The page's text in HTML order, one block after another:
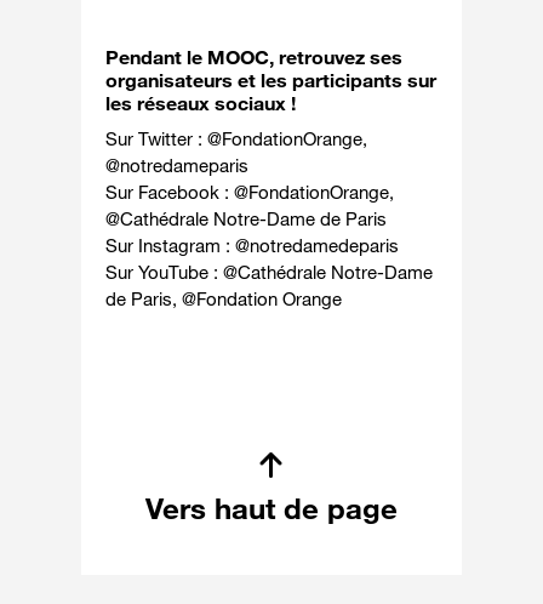
Pendant le MOOC, retrouvez ses
organisateurs et les participants sur
les réseaux sociaux !
Sur Twitter :@FondationOrange,
@notredameparis
Sur Facebook :@FondationOrange,
@Cathédrale Notre-Dame de Paris
Sur Instagram :@notredamedeparis
Sur YouTube :@Cathédrale Notre-Dame
de Paris,@Fondation Orange
Vers haut de page